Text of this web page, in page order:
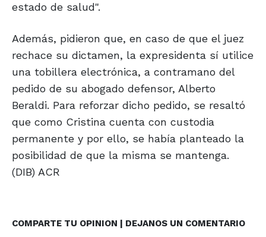
estado de salud".
Además, pidieron que, en caso de que el juez
rechace su dictamen, la expresidenta sí utilice
una tobillera electrónica, a contramano del
pedido de su abogado defensor, Alberto
Beraldi. Para reforzar dicho pedido, se resaltó
que como Cristina cuenta con custodia
permanente y por ello, se había planteado la
posibilidad de que la misma se mantenga.
(DIB) ACR
COMPARTE TU OPINION | DEJANOS UN COMENTARIO